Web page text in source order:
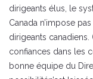
dirigeants élus, le
Canada n’impose
dirigeants
confiances dans les
bonne équipe du